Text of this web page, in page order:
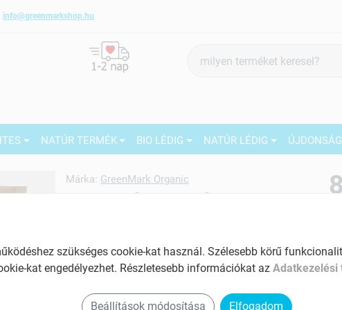
info@greenmarkshop.hu
keresés
NATÚR TERMÉK BIO LÉDIG NATÚR LÉDIG ÚJDONSÁG
Márka: GreenMark Organic
GreenMark Organic bio
EAN: 5999884931768
szükséges cookie-kat használ. Szélesebb körű
kat engedélyezhet. Részletesebb információkat az Adatkezelési
Beállítások módosítása Elfogadom